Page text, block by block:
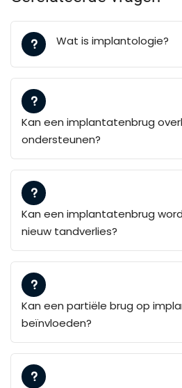
Wat is implantologie?
Kan een implantatenbrug
ondersteunen?
Kan een implantatenbrug
nieuw tandverlies?
Kan een partiële brug op
beïnvloeden?